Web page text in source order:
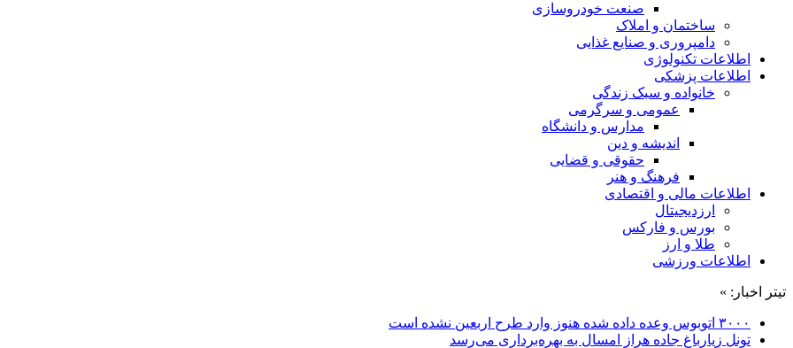
صنعت خودروسازی
ساختمان و املاک
دامپروری و صنایع غذایی
اطلاعات تکنولوژی
اطلاعات پزشکی
خانواده و سبک زندگی
عمومی و سرگرمی
مدارس و دانشگاه
اندیشه و دین
حقوقی و قضایی
فرهنگ و هنر
اطلاعات مالی و اقتصادی
ارزدیجیتال
بورس و فارکس
طلا و ارز
اطلاعات ورزشی
تیتر اخبار: »
۳۰۰۰ اتوبوس وعده داده شده هنوز وارد طرح اربعین نشده است
تونل زیارباغ جاده هراز امسال به بهره‌برداری می‌رسد